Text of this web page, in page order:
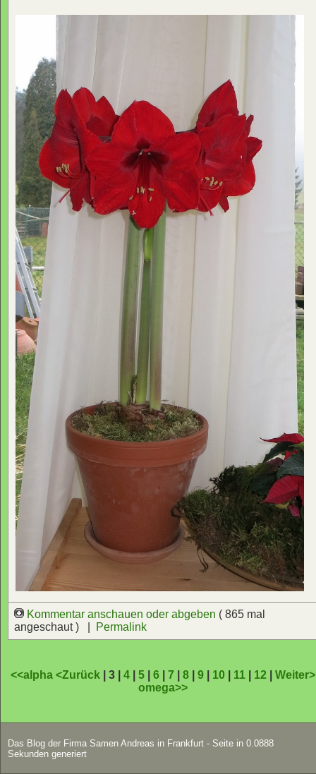
Kommentar anschauen oder abgeben ( 865 mal
angeschaut ) |
Permalink
<<alpha <Zurück | 3 | 4| 5| 6| 7 8| 9| 10| 11| 12| Weiter>
omega>>
Das Blog der Firma Samen Andreas in Frankfurt - Seite in 0.0888
Sekunden generiert